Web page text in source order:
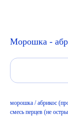
Морошка -
морошка / абрикос
смесь перцев (не